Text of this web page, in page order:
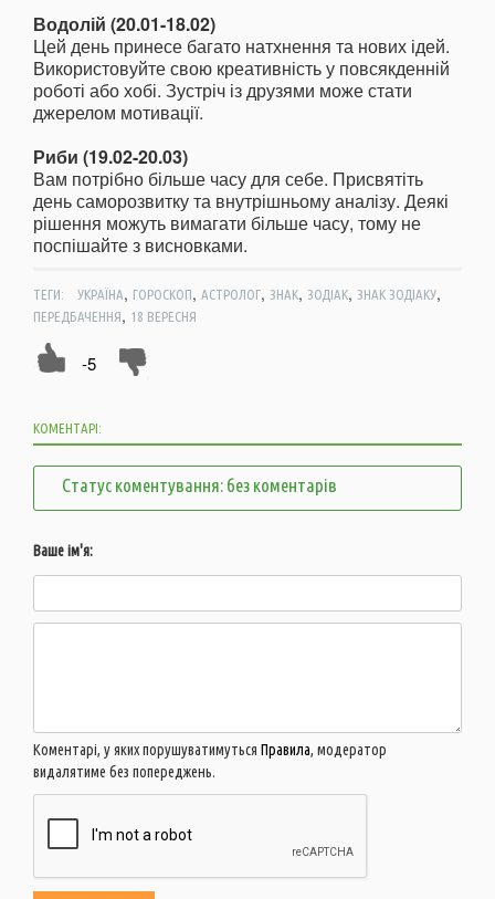
Водолій (20.01-18.02)
Цей день принесе багато натхнення та нових ідей.
Використовуйте свою креативність у повсякденній
роботі або хобі. Зустріч із друзями може стати
джерелом мотивації.
Риби (19.02-20.03)
Вам потрібно більше часу для себе. Присвятіть
день саморозвитку та внутрішньому аналізу. Деякі
рішення можуть вимагати більше часу, тому не
поспішайте з висновками.
ТЕГИ: УКРАЇНА, ГОРОСКОП, АСТРОЛОГ, ЗНАК, ЗОДІАК, ЗНАК ЗОДІАКУ,
ПЕРЕДБАЧЕННЯ, 18 ВЕРЕСНЯ
-5
КОМЕНТАРІ:
Статус коментування: без коментарів
Ваше ім'я:
Коментарі, у яких порушуватимуться Правила, модератор
видалятиме без попереджень.